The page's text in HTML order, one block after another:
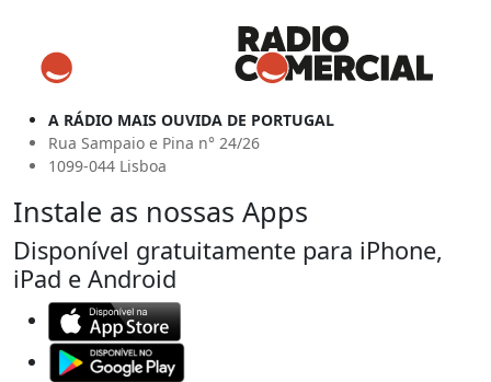
A RÁDIO MAIS OUVIDA DE PORTUGAL
Rua Sampaio e Pina n° 24/26
1099-044 Lisboa
Instale as nossas Apps
Disponível gratuitamente para iPhone,
iPad e Android